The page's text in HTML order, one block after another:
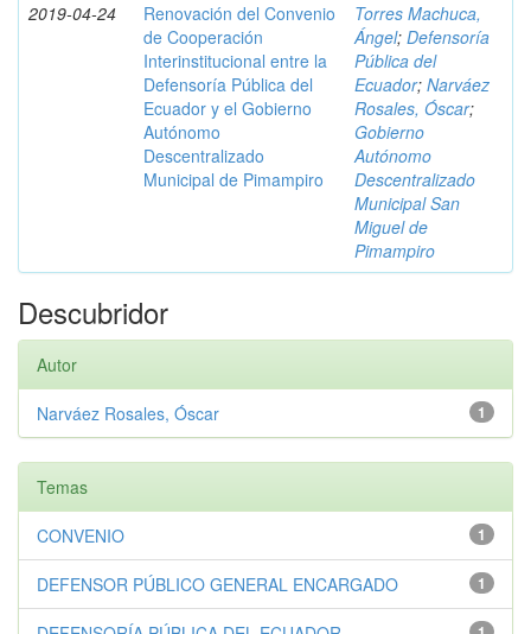
2019-04-24
Renovación del Convenio
de Cooperación
Interinstitucional entre la
Defensoría Pública del
Ecuador y el Gobierno
Autónomo
Descentralizado
Municipal de Pimampiro
Torres Machuca,
Ángel; Defensoría
Pública del
Ecuador; Narváez
Rosales, Óscar;
Gobierno
Autónomo
Descentralizado
Municipal San
Miguel de
Pimampiro
Descubridor
Autor
1
Narváez Rosales, Óscar
Temas
1
CONVENIO
1
DEFENSOR PÚBLICO GENERAL ENCARGADO